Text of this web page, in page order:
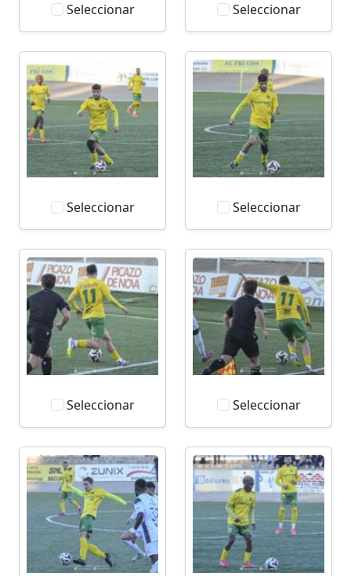
Seleccionar Seleccionar
Seleccionar Seleccionar
Seleccionar Seleccionar